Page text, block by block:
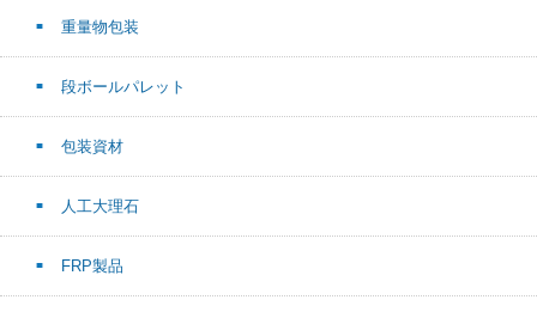
重量物包装
段ボールパレット
包装資材
人工大理石
FRP製品